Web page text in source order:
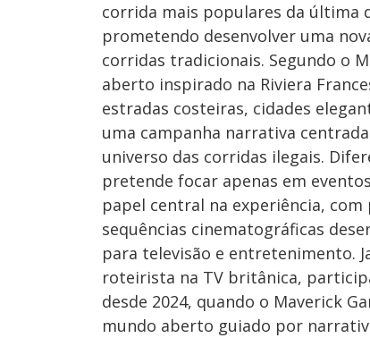
corrida mais populares da última
prometendo desenvolver uma
corridas tradicionais. Segundo o
aberto inspirado na Riviera
estradas costeiras, cidades
uma campanha narrativa
universo das corridas ilegais.
pretende focar apenas em
papel central na experiência,
sequências cinematográficas
para televisão e entretenimento.
roteirista na TV britânica,
desde 2024, quando o Maverick
mundo aberto guiado por